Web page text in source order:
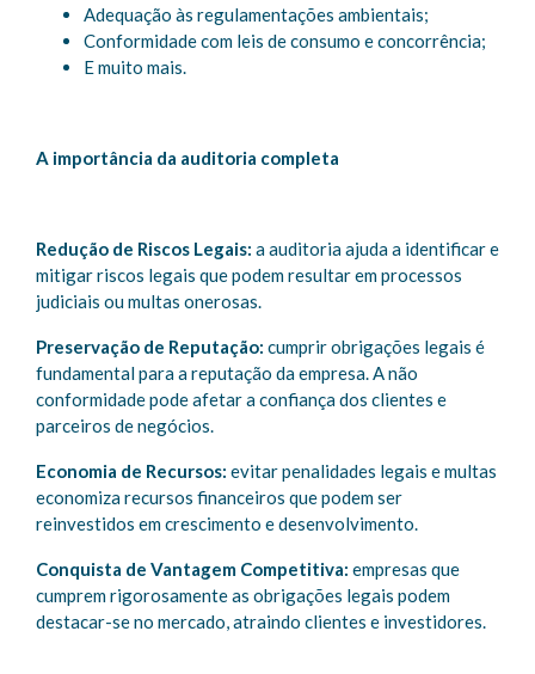
Adequação às regulamentações ambientais;
Conformidade com leis de consumo e concorrência;
E muito mais.
A importância da auditoria completa
Redução de Riscos Legais: a auditoria ajuda a identificar e
mitigar riscos legais que podem resultar em processos
judiciais ou multas onerosas.
Preservação de Reputação: cumprir obrigações legais é
fundamental para a reputação da empresa. A não
conformidade pode afetar a confiança dos clientes e
parceiros de negócios.
Economia de Recursos: evitar penalidades legais e multas
economiza recursos financeiros que podem ser
reinvestidos em crescimento e desenvolvimento.
Conquista de Vantagem Competitiva: empresas que
cumprem rigorosamente as obrigações legais podem
destacar-se no mercado, atraindo clientes e investidores.